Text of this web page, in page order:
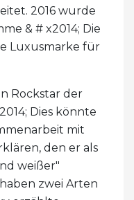
2016 wurde
& # x2014; Die
Luxusmarke für
Rockstar der
Dies könnte
mit
den er als
weißer"
zwei Arten